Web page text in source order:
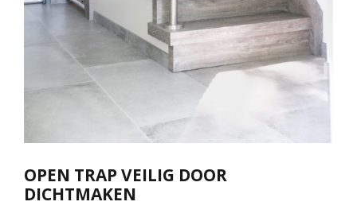
OPEN TRAP VEILIG DOOR
DICHTMAKEN